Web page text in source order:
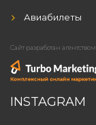
Авиабилеты
Сайт разработан агентством
INSTAGRAM